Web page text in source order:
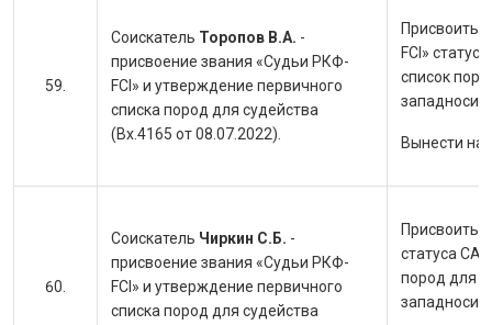
Соискатель Торопов В.А. -
присвоение звания «Судьи РКФ-
FCI» и утверждение первичного
списка пород для судейства
(Вх.4165 от 08.07.2022).
Присвоить
FCI»
список
Вынести на
Соискатель Чиркин С.Б. -
присвоение звания «Судьи РКФ-
FCI» и утверждение первичного
списка пород для судейства
Присвоить
статуса
пород для